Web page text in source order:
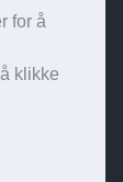
for å
klikke